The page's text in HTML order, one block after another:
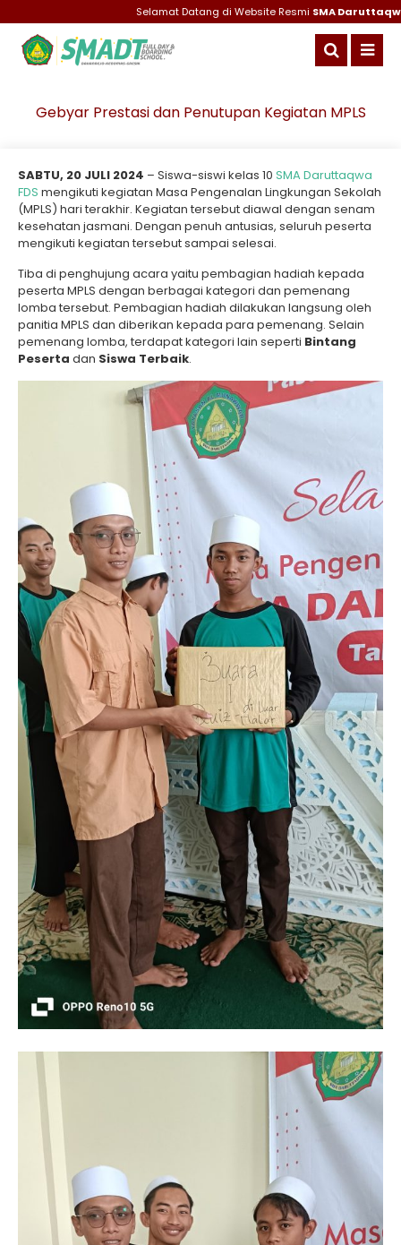
Selamat Datang di Website ResmiSMA Daruttaqwa Gresik
Gebyar Prestasi dan Penutupan Kegiatan MPLS
SABTU, 20 JULI 2024 – Siswa-siswi kelas 10 SMA Daruttaqwa
FDS mengikuti kegiatan Masa Pengenalan Lingkungan Sekolah
(MPLS) hari terakhir. Kegiatan tersebut diawal dengan senam
kesehatan jasmani. Dengan penuh antusias, seluruh peserta
mengikuti kegiatan tersebut sampai selesai.
Tiba di penghujung acara yaitu pembagian hadiah kepada
peserta MPLS dengan berbagai kategori dan pemenang
lomba tersebut. Pembagian hadiah dilakukan langsung oleh
panitia MPLS dan diberikan kepada para pemenang. Selain
pemenang lomba, terdapat kategori lain seperti Bintang
Peserta dan Siswa Terbaik.